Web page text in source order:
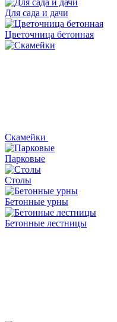
Для сада и дачи
Цветочница бетонная
Скамейки
Парковые
Столы
Бетонные урны
Бетонные лестницы